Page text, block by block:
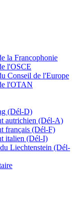
la Francophonie
l'OSCE
Conseil de l'Europe
l'OTAN
(Dél-D)
autrichien (Dél-A)
français (Dél-F)
italien (Dél-I)
Liechtenstein (Dél-